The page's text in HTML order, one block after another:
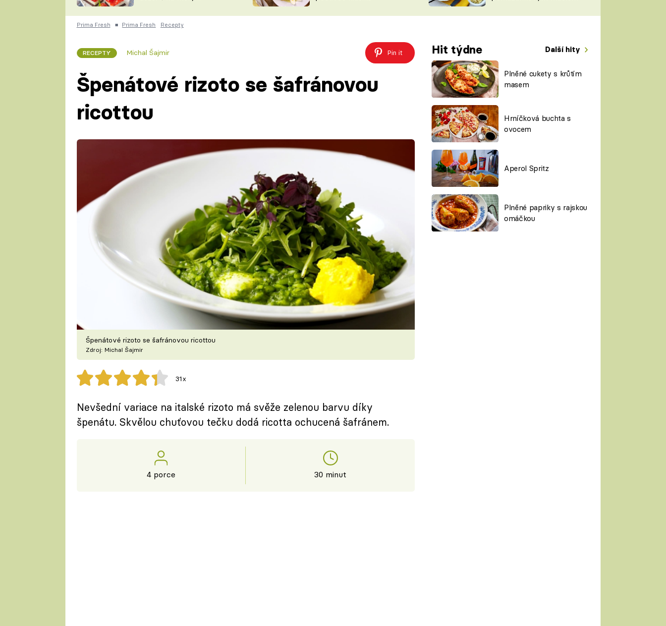
ČESKO NA TALÍŘI
KUCHAŘKA
VYCHYTÁVKY
ŠÉFREDAKTORKY
ČASOPIS
Prima Fresh ■ Prima Fresh Recepty
RECEPTY Michal Šajmir Pin it Hit týdne Další hity
Plněné cukety s krůtím
masem
Hrníčková buchta s
ovocem
Aperol Spritz
Plněné papriky s rajskou
omáčkou
Špenátové rizoto se šafránovou
ricottou
Špenátové rizoto se šafránovou ricottou
Zdroj: Michal Šajmir
31x
Nevšední variace na italské rizoto má svěže zelenou barvu díky
špenátu. Skvělou chuťovou tečku dodá ricotta ochucená šafránem.
4 porce 30 minut